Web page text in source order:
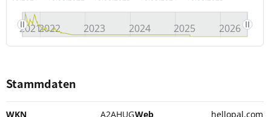
20212022 2023 2024 2025 2026
Stammdaten
WKN A2AHUGWeb hellopal.com